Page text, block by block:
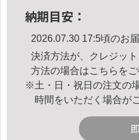
納期目安：
2026.07.30 17:5頃のお
決済方法が、クレジッ
方法の場合はこちら を
※土・日・祝日の注文の
時間をいただく場合が